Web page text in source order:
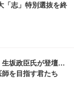
「志」特別選抜を終
坂政臣氏が登壇…
を目指す君たち